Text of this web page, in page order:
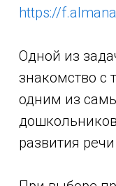
https://
Одной из
знакомство с
одним из
развития